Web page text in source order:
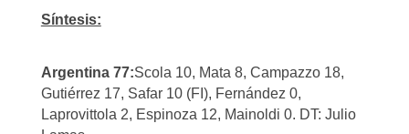
Síntesis:
Argentina 77:Scola 10, Mata 8, Campazzo 18,
Gutiérrez 17, Safar 10 (FI), Fernández 0,
Laprovittola 2, Espinoza 12, Mainoldi 0. DT: Julio